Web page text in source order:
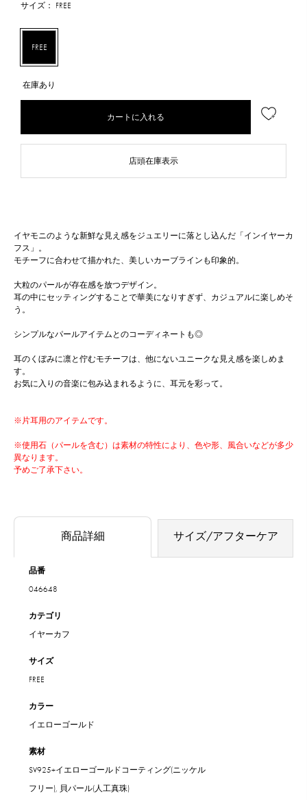
サイズ： FREE
FREE
在庫あり
カートに入れる
店頭在庫表示
イヤモニのような新鮮な見え感をジュエリーに落とし込んだ「インイヤーカ
フス」。
モチーフに合わせて描かれた、美しいカーブラインも印象的。
大粒のパールが存在感を放つデザイン。
耳の中にセッティングすることで華美になりすぎず、カジュアルに楽しめそ
う。
シンプルなパールアイテムとのコーディネートも◎
耳のくぼみに凛と佇むモチーフは、他にないユニークな見え感を楽しめま
す。
お気に入りの音楽に包み込まれるように、耳元を彩って。
※片耳用のアイテムです。
※使用石（パールを含む）は素材の特性により、色や形、風合いなどが多少
異なります。
予めご了承下さい。
商品詳細 サイズ/アフターケア
品番
046648
カテゴリ
イヤーカフ
サイズ
FREE
カラー
イエローゴールド
素材
SV925+イエローゴールドコーティング(ニッケル
フリー), 貝パール(人工真珠)